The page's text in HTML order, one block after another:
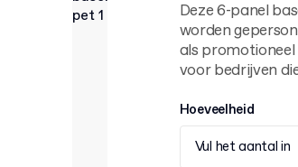
Deze 6-panel
worden
als
voor bedrijven
Hoeveelheid
Vul het aantal in